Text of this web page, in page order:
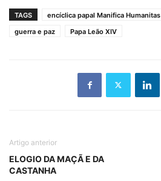
TAGS encíclica papal Manifica Humanitas
guerra e paz
Papa Leão XIV
Artigo anterior
ELOGIO DA MAÇÃ E DA
CASTANHA